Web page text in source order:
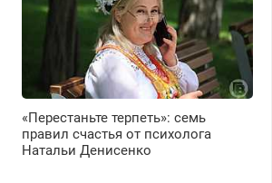
«Перестаньте терпеть»: семь
правил счастья от психолога
Натальи Денисенко